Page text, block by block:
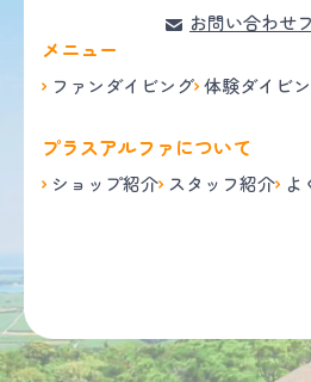
お問い合わせ
メニュー
ファンダイビング 体験ダイビ
プラスアルファについて
ショップ紹介 スタッフ紹介 よ